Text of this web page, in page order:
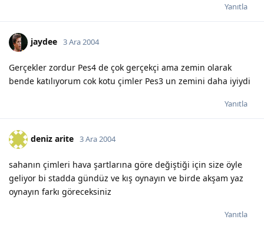
Yanıtla
jaydee 3 Ara 2004
Gerçekler zordur Pes4 de çok gerçekçi ama zemin olarak
bende katılıyorum cok kotu çimler Pes3 un zemini daha iyiydi
Yanıtla
deniz arite 3 Ara 2004
sahanın çimleri hava şartlarına göre değiştiği için size öyle
geliyor bi stadda gündüz ve kış oynayın ve birde akşam yaz
oynayın farkı göreceksiniz
Yanıtla